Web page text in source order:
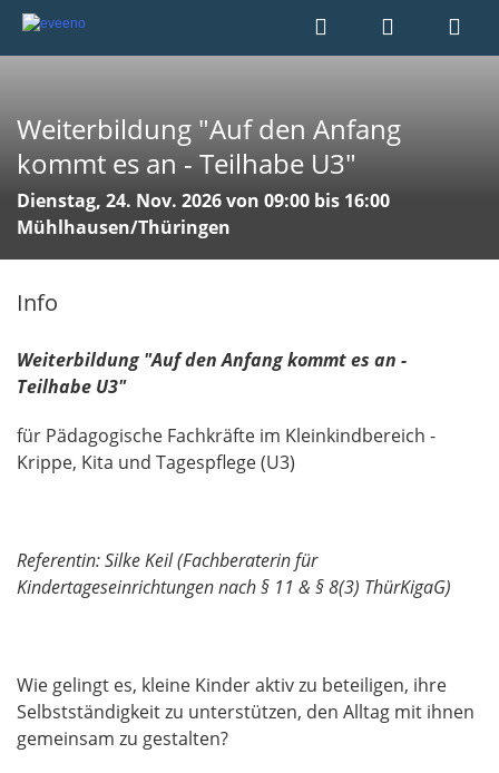
Weiterbildung "Auf den Anfang
kommt es an - Teilhabe U3"
Dienstag, 24. Nov. 2026 von 09:00 bis 16:00
Mühlhausen/Thüringen
Info
Weiterbildung "Auf den Anfang kommt es an -
Teilhabe U3"
für Pädagogische Fachkräfte im Kleinkindbereich -
Krippe, Kita und Tagespflege (U3)
Referentin: Silke Keil (Fachberaterin für
Kindertageseinrichtungen nach § 11 & § 8(3) ThürKigaG)
Wie gelingt es, kleine Kinder aktiv zu beteiligen, ihre
Selbstständigkeit zu unterstützen, den Alltag mit ihnen
gemeinsam zu gestalten?